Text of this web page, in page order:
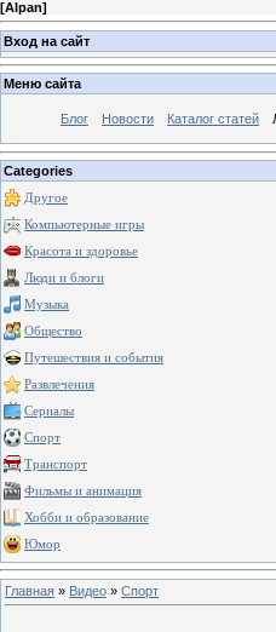
[Alpan]
Вход на сайт
Меню сайта
Блог Новости Каталог статей
Categories
Другое
Компьютерные игры
Красота и здоровье
Люди и блоги
Музыка
Общество
Путешествия и события
Развлечения
Сериалы
Спорт
Транспорт
Фильмы и анимация
Хобби и образование
Юмор
Главная » Видео » Спорт